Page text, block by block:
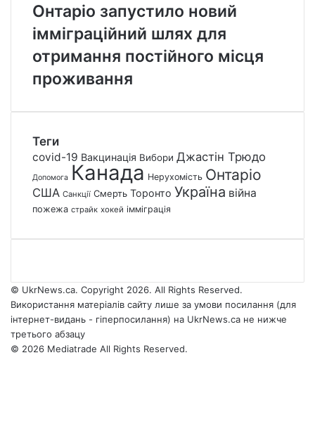
Онтаріо запустило новий
імміграційний шлях для
отримання постійного місця
проживання
Теги
covid-19 Вакцинація Вибори Джастін Трюдо
Допомога Канада Нерухомість Онтаріо
США Санкції Смерть Торонто Україна війна
пожежа страйк хокей імміграція
© UkrNews.ca. Copyright 2026. All Rights Reserved.
Використання матеріалів сайту лише за умови посилання (для
інтернет-видань - гіперпосилання) на UkrNews.ca не нижче
третього абзацу
© 2026 Mediatrade All Rights Reserved.